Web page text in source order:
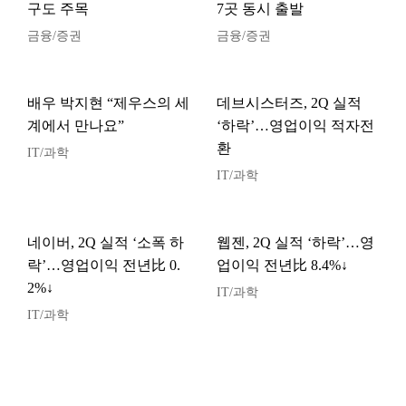
구도 주목
금융/증권
7곳 동시 출발
금융/증권
배우 박지현 “제우스의 세
계에서 만나요”
IT/과학
데브시스터즈, 2Q 실적
‘하락’…영업이익 적자전
환
IT/과학
네이버, 2Q 실적 ‘소폭 하
락’…영업이익 전년比 0.
2%↓
IT/과학
웹젠, 2Q 실적 ‘하락’…영
업이익 전년比 8.4%↓
IT/과학